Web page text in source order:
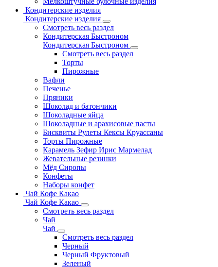
Кондитерские изделия
Кондитерские изделия
Смотреть весь раздел
Кондитерская Быстроном
Кондитерская Быстроном
Смотреть весь раздел
Торты
Пирожные
Вафли
Печенье
Пряники
Шоколад и батончики
Шоколадные яйца
Шоколадные и арахисовые пасты
Бисквиты Рулеты Кексы Круассаны
Торты Пирожные
Карамель Зефир Ирис Мармелад
Жевательные резинки
Мёд Сиропы
Конфеты
Наборы конфет
Чай Кофе Какао
Чай Кофе Какао
Смотреть весь раздел
Чай
Чай
Смотреть весь раздел
Черный
Черный Фруктовый
Зеленый